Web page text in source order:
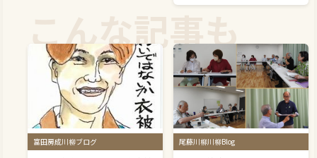
こんな記事も
富田房成川柳ブログ 尾藤川柳川柳Blog